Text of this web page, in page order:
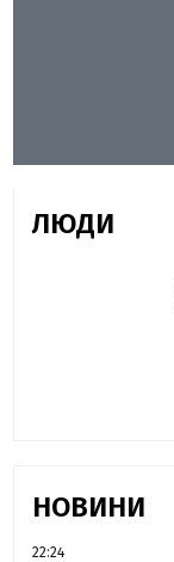
ЛЮДИ
НОВИНИ
22:24